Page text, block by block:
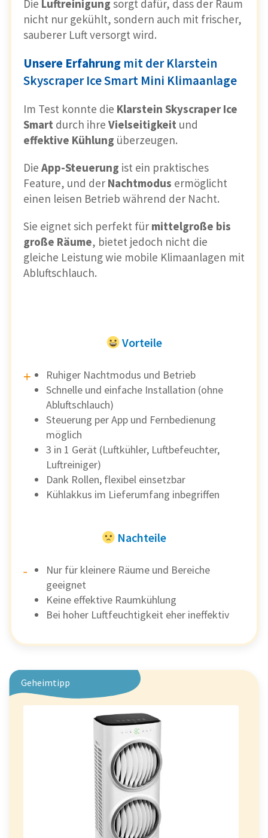
Die Luftreinigung sorgt dafür, dass der Raum
nicht nur gekühlt, sondern auch mit frischer,
sauberer Luft versorgt wird.
Unsere Erfahrung mit der Klarstein
Skyscraper Ice Smart Mini Klimaanlage
Im Test konnte die Klarstein Skyscraper Ice
Smart durch ihre Vielseitigkeit und
effektive Kühlung überzeugen.
Die App-Steuerung ist ein praktisches
Feature, und der Nachtmodus ermöglicht
einen leisen Betrieb während der Nacht.
Sie eignet sich perfekt für mittelgroße bis
große Räume, bietet jedoch nicht die
gleiche Leistung wie mobile Klimaanlagen mit
Abluftschlauch.
Vorteile
Ruhiger Nachtmodus und Betrieb
Schnelle und einfache Installation (ohne
Abluftschlauch)
Steuerung per App und Fernbedienung
möglich
3 in 1 Gerät (Luftkühler, Luftbefeuchter,
Luftreiniger)
Dank Rollen, flexibel einsetzbar
Kühlakkus im Lieferumfang inbegriffen
Nachteile
Nur für kleinere Räume und Bereiche
geeignet
Keine effektive Raumkühlung
Bei hoher Luftfeuchtigkeit eher ineffektiv
Geheimtipp